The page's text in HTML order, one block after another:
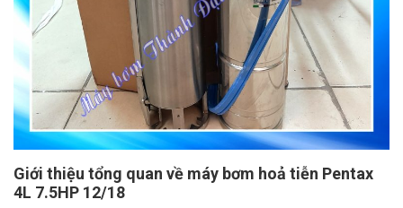
Giới thiệu tổng quan về máy bơm hoả tiễn Pentax
4L 7.5HP 12/18